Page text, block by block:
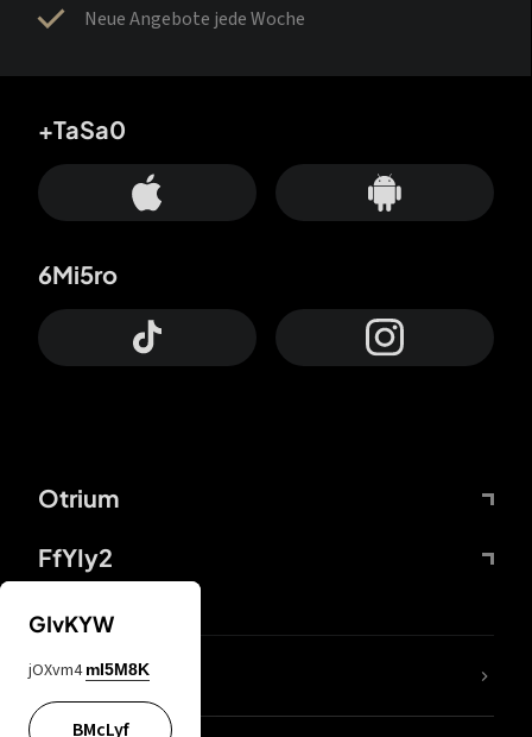
Neue Angebote jede Woche
Otrium
FfYIy2
+TaSa0
6Mi5ro
DDcvSo
GIvKYW
jOXvm4 mI5M8K
BMcLyf